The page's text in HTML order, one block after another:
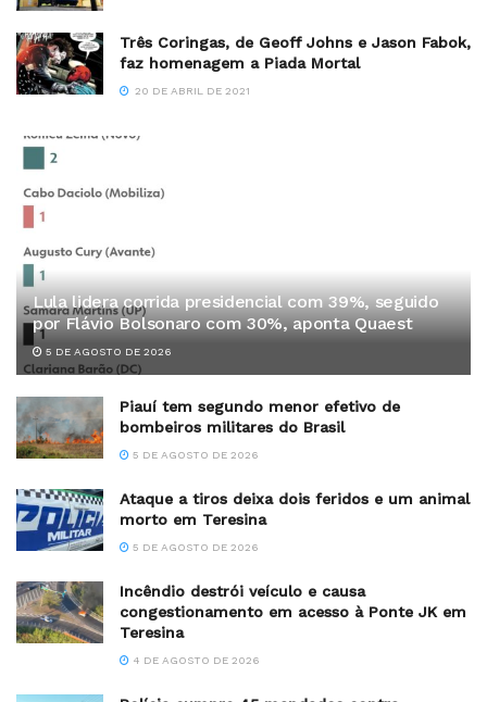
Três Coringas, de Geoff Johns e Jason Fabok,
faz homenagem a Piada Mortal
20 DE ABRIL DE 2021
Lula lidera corrida presidencial com 39%, seguido
por Flávio Bolsonaro com 30%, aponta Quaest
5 DE AGOSTO DE 2026
Piauí tem segundo menor efetivo de
bombeiros militares do Brasil
5 DE AGOSTO DE 2026
Ataque a tiros deixa dois feridos e um animal
morto em Teresina
5 DE AGOSTO DE 2026
Incêndio destrói veículo e causa
congestionamento em acesso à Ponte JK em
Teresina
4 DE AGOSTO DE 2026